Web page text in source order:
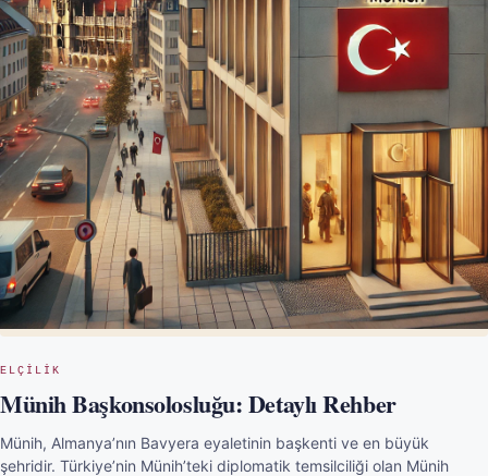
ELÇILIK
Münih Başkonsolosluğu: Detaylı Rehber
Münih, Almanya’nın Bavyera eyaletinin başkenti ve en büyük
şehridir. Türkiye’nin Münih’teki diplomatik temsilciliği olan Münih